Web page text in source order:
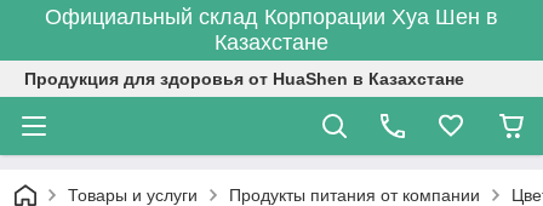
Официальный склад Корпорации Хуа Шен в
Казахстане
Продукция для здоровья от HuaShen в Казахстане
Товары и услуги Продукты питания от компании